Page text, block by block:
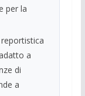
per la
a
di
a